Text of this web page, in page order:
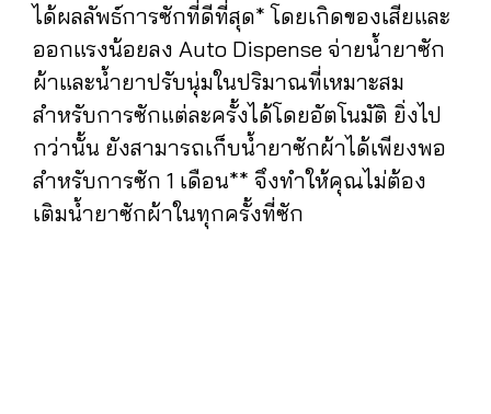
ได้ผลลัพธ์การซักที่ดีที่สุด* โดยเกิดของเสียและ
ออกแรงน้อยลง Auto Dispense จ่ายน้ำยาซัก
ผ้าและน้ำยาปรับนุ่มในปริมาณที่เหมาะสม
สำหรับการซักแต่ละครั้งได้โดยอัตโนมัติ ยิ่งไป
กว่านั้น ยังสามารถเก็บน้ำยาซักผ้าได้เพียงพอ
สำหรับการซัก 1 เดือน** จึงทำให้คุณไม่ต้อง
เติมน้ำยาซักผ้าในทุกครั้งที่ซัก